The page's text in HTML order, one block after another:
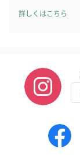
詳しくはこちら